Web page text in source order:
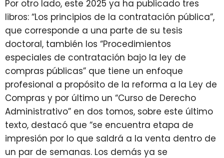
Por otro lado, este 2025 ya ha publicado tres
libros: “Los principios de la contratación pública”,
que corresponde a una parte de su tesis
doctoral, también los “Procedimientos
especiales de contratación bajo la ley de
compras públicas” que tiene un enfoque
profesional a propósito de la reforma a la Ley de
Compras y por último un “Curso de Derecho
Administrativo” en dos tomos, sobre este último
texto, destacó que “se encuentra etapa de
impresión por lo que saldrá a la venta dentro de
un par de semanas. Los demás ya se